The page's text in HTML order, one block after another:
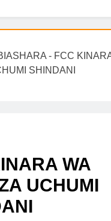
mitindo, na burudani
yako.
- FCC
SHINDANI
WA
UCHUMI